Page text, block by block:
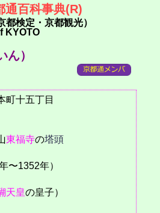
通百科事典(R)
都検定・京都観光）
KYOTO
）
町十五丁目
東福寺の塔頭
〜1352年）
天皇の皇子）